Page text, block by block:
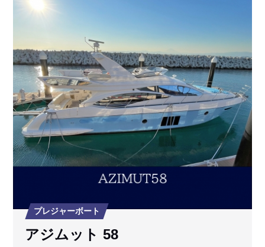
プレジャーボート
アジムット 58